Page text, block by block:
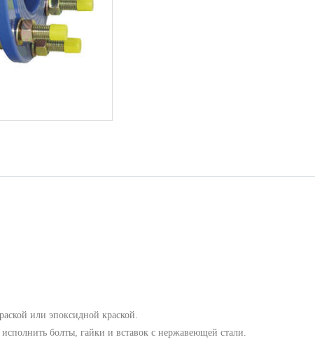
или эпоксидной краской.
болты, гайки и вставок с нержавеющей стали.